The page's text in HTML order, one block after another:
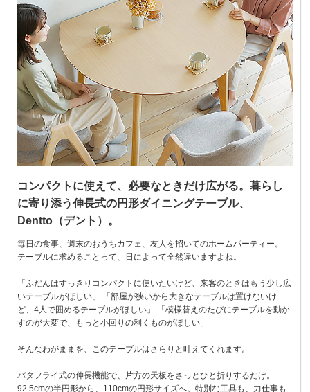
コンパクトに使えて、必要なときだけ広がる。暮らし
に寄り添う伸長式の円形ダイニングテーブル、
Dentto（デント）。
毎日の食事、週末のおうちカフェ、友人を招いてのホームパーティー。
テーブルに求めることって、日によって全然違いますよね。
「ふだんはすっきりコンパクトに使いたいけど、来客のときはもう少し広
いテーブルがほしい」 「部屋が狭いから大きなテーブルは置けないけ
ど、4人で囲めるテーブルがほしい」 「模様替えのたびにテーブルを動か
すのが大変で、もっと小回りの利くものがほしい」
そんなわがままを、このテーブルはさらりと叶えてくれます。
バタフライ式の伸長機能で、片方の天板をさっとひと折りするだけ。
92.5cmの半円形から、110cmの円形サイズへ。特別な工具も、力仕事も